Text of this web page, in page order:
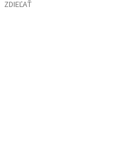
ZDIEĽAŤ